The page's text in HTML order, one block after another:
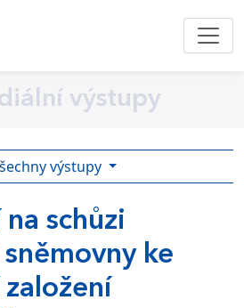
výstupy
výstupy
schůzi
sněmovny ke